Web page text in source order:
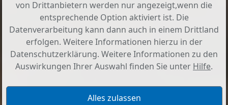
von Drittanbietern werden nur angezeigt,wenn die
entsprechende Option aktiviert ist. Die
Datenverarbeitung kann dann auch in einem Drittland
erfolgen. Weitere Informationen hierzu in der
Datenschutzerklärung. Weitere Informationen zu den
Auswirkungen Ihrer Auswahl finden Sie unter Hilfe.